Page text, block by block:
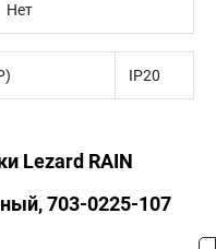
Нет
IP20
Lezard RAIN
703-0225-107